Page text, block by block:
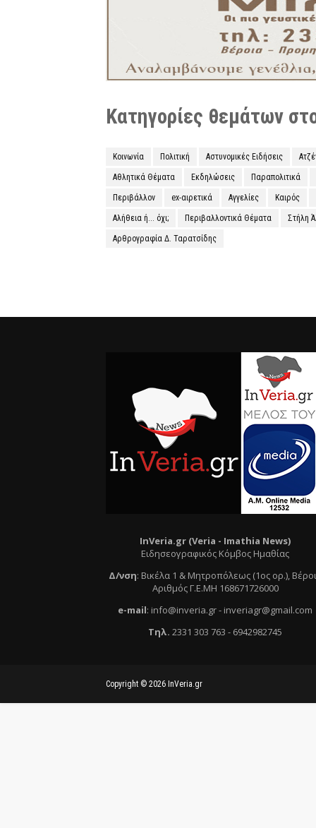
Κατηγορίες θεμάτων
Κοινωνία Πολιτική Αστυνομικές Ειδήσεις
Αθλητικά Θέματα Εκδηλώσεις Παραπολιτικά
Περιβάλλον ex-αιρετικά Αγγελίες Καιρός
Αλήθεια ή... όχι; Περιβαλλοντικά Θέματα Στήλη
Αρθρογραφία Δ. Ταρατσίδης
InVeria.gr (Veria - Ιmathia News)
Ειδησεογραφικός Κόμβος Ημαθίας
Δ/νση: Βικέλα 1 & Μητροπόλεως (1ος ορ.),
Αριθμός Γ.Ε.ΜΗ 168671726000
e-mail: info@inveria.gr- inveriagr@gmail.com
Τηλ. 2331 303 763 - 6942982745
Copyright © 2026 InVeria.gr